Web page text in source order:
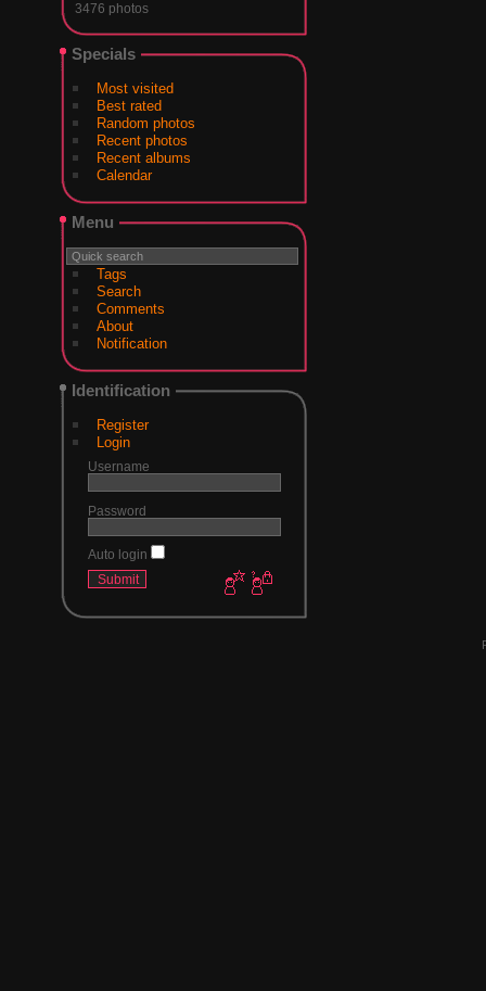
3476 photos
Specials
Most visited
Best rated
Random photos
Recent photos
Recent albums
Calendar
Menu
Tags
Search
Comments
About
Notification
Identification
Register
Login
Username
Password
Auto login